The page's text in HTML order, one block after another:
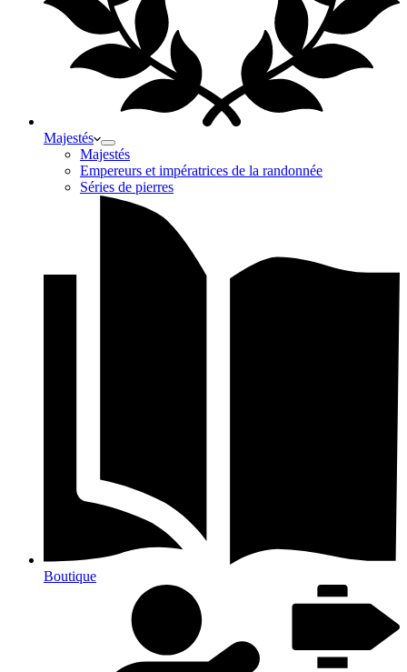
Majestés
Majestés
Empereurs et impératrices de la randonnée
Séries de pierres
Boutique